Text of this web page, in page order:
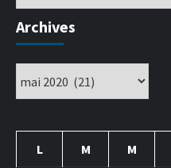
Archives
L M M